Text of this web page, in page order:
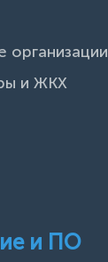
организации
и ЖКХ
и ПО